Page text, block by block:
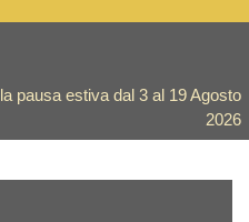
pausa estiva dal 3 al 19 Agosto
2026